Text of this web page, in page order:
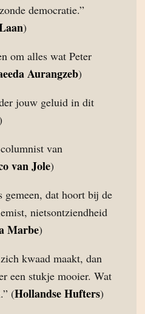
democratie.”
)
om alles wat Peter
Aurangzeb)
jouw geluid in dit
van
van Jole)
dat hoort bij de
nietsontziendheid
Marbe)
kwaad maakt, dan
een stukje mooier. Wat
(Hollandse Hufters)